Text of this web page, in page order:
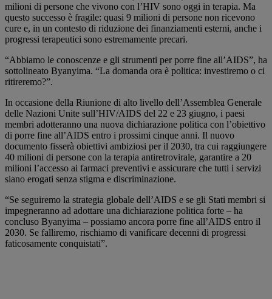
milioni di persone che vivono con l’HIV sono oggi in terapia. Ma
questo successo è fragile: quasi 9 milioni di persone non ricevono
cure e, in un contesto di riduzione dei finanziamenti esterni, anche i
progressi terapeutici sono estremamente precari.
“Abbiamo le conoscenze e gli strumenti per porre fine all’AIDS”, ha
sottolineato Byanyima. “La domanda ora è politica: investiremo o ci
ritireremo?”.
In occasione della Riunione di alto livello dell’Assemblea Generale
delle Nazioni Unite sull’HIV/AIDS del 22 e 23 giugno, i paesi
membri adotteranno una nuova dichiarazione politica con l’obiettivo
di porre fine all’AIDS entro i prossimi cinque anni. Il nuovo
documento fisserà obiettivi ambiziosi per il 2030, tra cui raggiungere
40 milioni di persone con la terapia antiretrovirale, garantire a 20
milioni l’accesso ai farmaci preventivi e assicurare che tutti i servizi
siano erogati senza stigma e discriminazione.
“Se seguiremo la strategia globale dell’AIDS e se gli Stati membri si
impegneranno ad adottare una dichiarazione politica forte – ha
concluso Byanyima – possiamo ancora porre fine all’AIDS entro il
2030. Se falliremo, rischiamo di vanificare decenni di progressi
faticosamente conquistati”.